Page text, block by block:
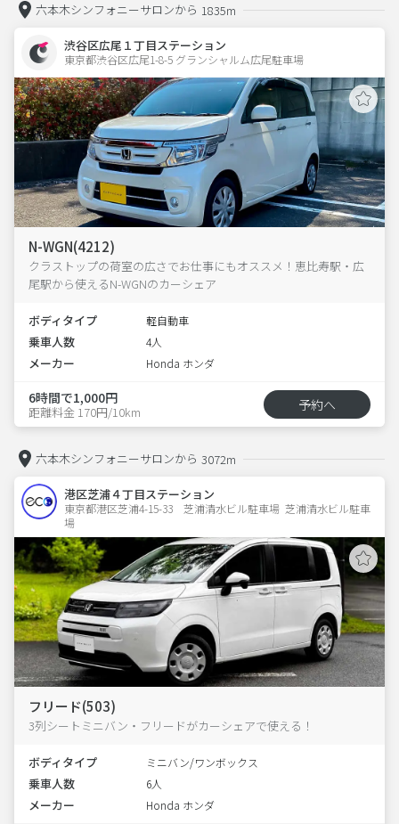
六本木シンフォニーサロンから 1835m
渋谷区広尾１丁目ステーション
東京都渋谷区広尾1-8-5 グランシャルム広尾駐車場
N-WGN(4212)
クラストップの荷室の広さでお仕事にもオススメ！恵比寿駅・広
尾駅から使えるN-WGNのカーシェア
ボディタイプ 軽自動車
乗車人数 4人
メーカー Honda ホンダ
6時間で1,000円
距離料金 170円/10km 予約へ
六本木シンフォニーサロンから 3072m
港区芝浦４丁目ステーション
東京都港区芝浦4-15-33　芝浦清水ビル駐車場  芝浦清水ビル駐車
場
フリード(503)
3列シートミニバン・フリードがカーシェアで使える！
ボディタイプ ミニバン/ワンボックス
乗車人数 6人
メーカー Honda ホンダ